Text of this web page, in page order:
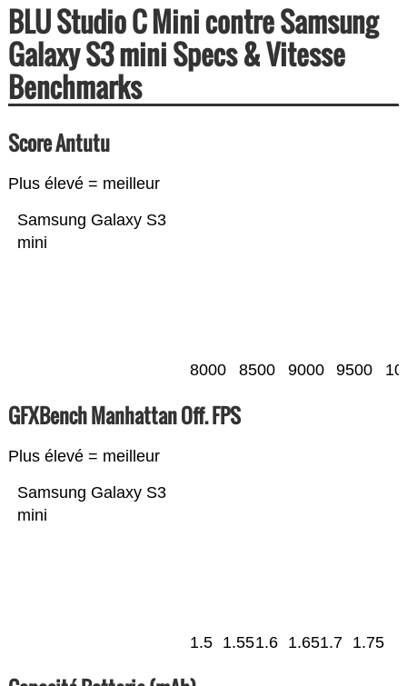
BLU Studio C Mini contre Samsung
Galaxy S3 mini Specs & Vitesse
Benchmarks
Score Antutu
Plus élevé = meilleur
Samsung Galaxy S3
mini
8000 8500 9000 9500
GFXBench Manhattan Off. FPS
Plus élevé = meilleur
Samsung Galaxy S3
mini
1.5 1.551.6 1.651.7 1.75